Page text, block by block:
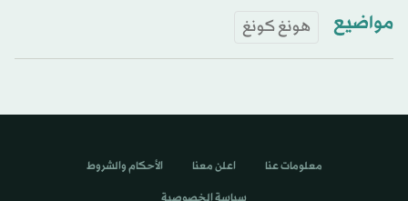
مواضيع هونغ كونغ
معلومات عنا اعلن معنا الأحكام والشروط